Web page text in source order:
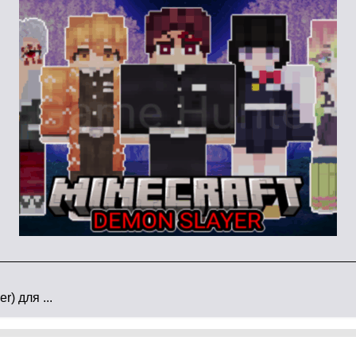
взорвётся мозг
вспышки энергии, кровавые дожди.
» и «Рассеивание!» на японском.
выбирая сторону (Проклятия vs Сорcerers).
для ...